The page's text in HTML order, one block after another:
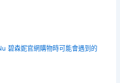
碧森妮官網購物時可能會遇到的